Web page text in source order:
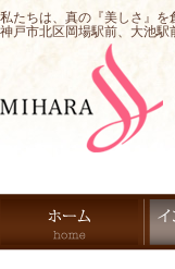
私たちは、真の『美しさ』
神戸市北区岡場駅前、大池